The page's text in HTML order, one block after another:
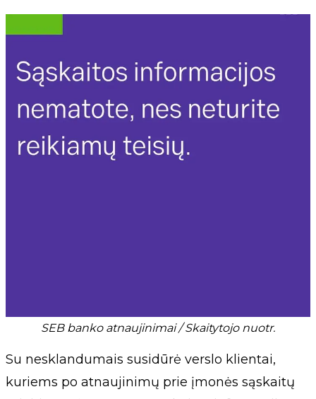
SEB banko atnaujinimai / Skaitytojo nuotr.
Su nesklandumais susidūrė verslo klientai,
kuriems po atnaujinimų prie įmonės sąskaitų